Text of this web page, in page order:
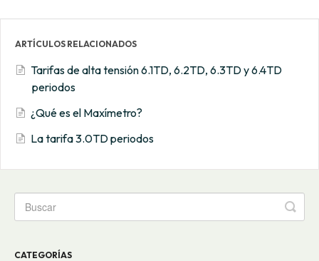
ARTÍCULOS RELACIONADOS
Tarifas de alta tensión 6.1TD, 6.2TD, 6.3TD y 6.4TD
periodos
¿Qué es el Maxímetro?
La tarifa 3.0TD periodos
CATEGORÍAS